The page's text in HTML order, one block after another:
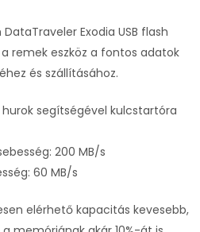
DataTraveler Exodia USB flash
remek eszköz a fontos adatok
és szállításához.
segítségével kulcstartóra
200 MB/s
60 MB/s
elérhető kapacitás kevesebb,